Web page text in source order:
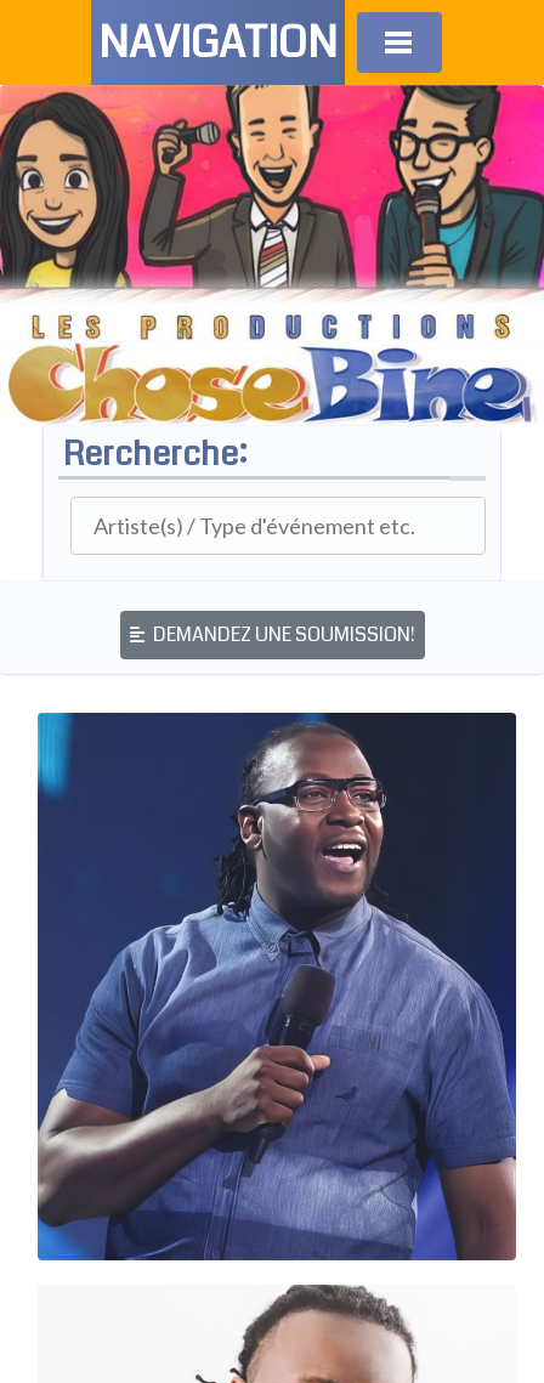
NAVIGATION
Rercherche:
DEMANDEZ UNE SOUMISSION!